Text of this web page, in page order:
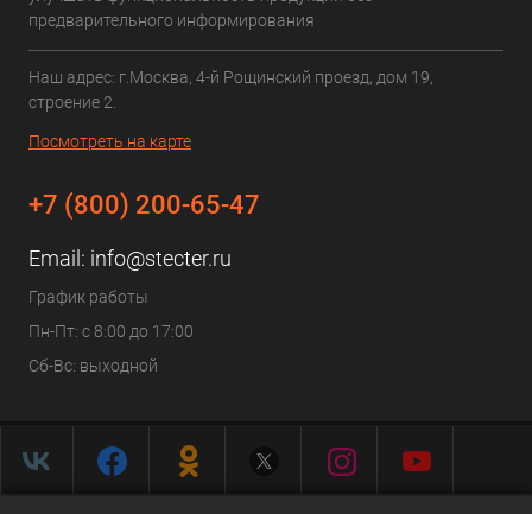
предварительного информирования
Наш адрес: г.Москва, 4-й Рощинский проезд, дом 19,
строение 2.
Посмотреть на карте
+7 (800) 200-65-47
Email: info@stecter.ru
График работы
Пн-Пт: с 8:00 до 17:00
Сб-Вс: выходной